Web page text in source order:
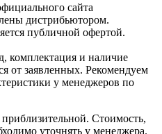
сайта
дистрибьютором.
публичной офертой.
комплектация и наличие
от заявленных. Рекомендуем
у менеджеров по
приблизительной. Стоимость,
уточнять у менеджера.